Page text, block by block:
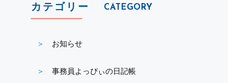
カテゴリー CATEGORY
お知らせ
事務員よっぴぃの日記帳